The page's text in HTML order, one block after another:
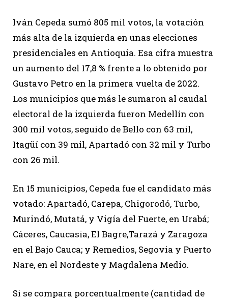
Iván Cepeda sumó 805 mil votos, la votación
más alta de la izquierda en unas elecciones
presidenciales en Antioquia. Esa cifra muestra
un aumento del 17,8 % frente a lo obtenido por
Gustavo Petro en la primera vuelta de 2022.
Los municipios que más le sumaron al caudal
electoral de la izquierda fueron Medellín con
300 mil votos, seguido de Bello con 63 mil,
Itagüí con 39 mil, Apartadó con 32 mil y Turbo
con 26 mil.
En 15 municipios, Cepeda fue el candidato más
votado: Apartadó, Carepa, Chigorodó, Turbo,
Murindó, Mutatá, y Vigía del Fuerte, en Urabá;
Cáceres, Caucasia, El Bagre,Tarazá y Zaragoza
en el Bajo Cauca; y Remedios, Segovia y Puerto
Nare, en el Nordeste y Magdalena Medio.
Si se compara porcentualmente (cantidad de